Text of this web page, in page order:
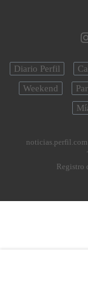
Diario Perfil
Weekend
Registro